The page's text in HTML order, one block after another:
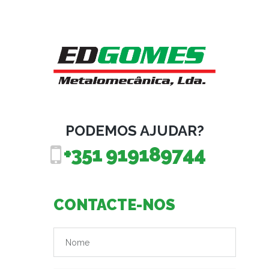
PODEMOS AJUDAR?
+351 919189744
CONTACTE-NOS
Nome